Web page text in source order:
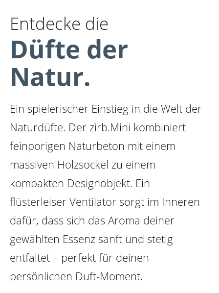
Entdecke die
Düfte der
Natur.
Ein spielerischer Einstieg in die Welt der
Naturdüfte. Der zirb.Mini kombiniert
feinporigen Naturbeton mit einem
massiven Holzsockel zu einem
kompakten Designobjekt. Ein
flüsterleiser Ventilator sorgt im Inneren
dafür, dass sich das Aroma deiner
gewählten Essenz sanft und stetig
entfaltet – perfekt für deinen
persönlichen Duft-Moment.